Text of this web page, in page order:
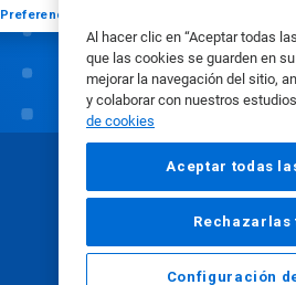
Al hacer clic en “Aceptar todas
que las cookies se guarden en
mejorar la navegación del sitio,
y colaborar con nuestros
de cookies
Aceptar todas
Rechazarlas
Configuración
Preferencias de cookies